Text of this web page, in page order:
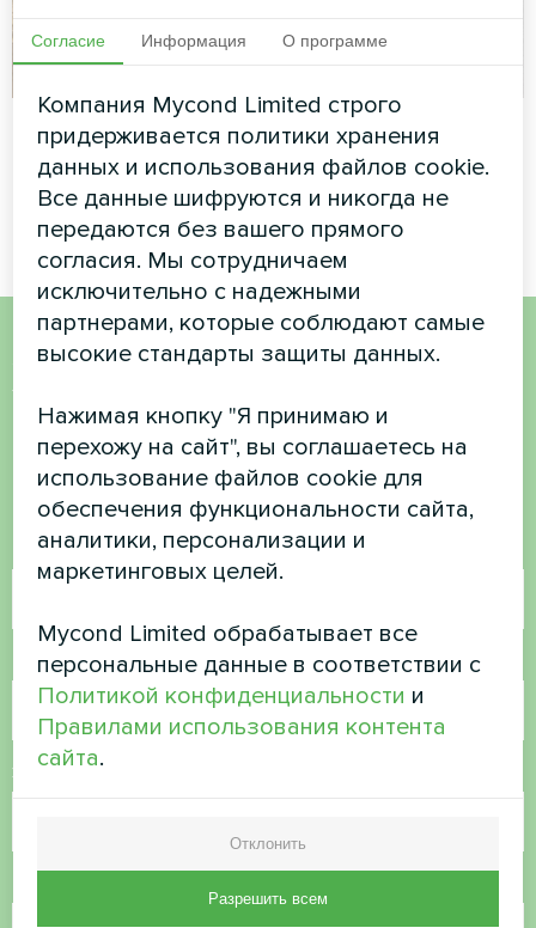
Частный дом
Бытовой осушитель воздуха
серии Yugo Smart
Коттедж
Сплит-тепловой насос Artic
Home серии Smart
Хотите купить или у вас
есть вопросы?
Свяжитесь с нами, и мы поможем вам
Имя
Номер телефона
Электронная почта
Согласие Информация О программе
Компания Mycond Limited строго
придерживается политики хранения
данных и использования файлов cookie.
Все данные шифруются и никогда не
передаются без вашего прямого
согласия. Мы сотрудничаем
исключительно с надежными
партнерами, которые соблюдают самые
высокие стандарты защиты данных.
Нажимая кнопку "Я принимаю и
перехожу на сайт", вы соглашаетесь на
использование файлов cookie для
обеспечения функциональности сайта,
аналитики, персонализации и
маркетинговых целей.
Mycond Limited обрабатывает все
персональные данные в соответствии с
Политикой конфиденциальности и
Правилами использования контента
сайта.
Отклонить
Разрешить всем